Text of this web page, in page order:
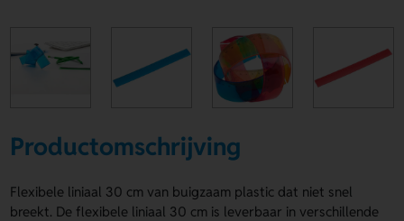
Productomschrijving
Flexibele liniaal 30 cm van buigzaam plastic dat niet snel
breekt. De flexibele liniaal 30 cm is leverbaar in verschillende